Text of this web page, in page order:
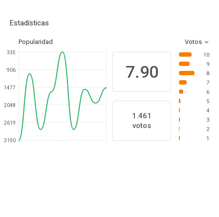
Estadísticas
Popularidad Votos
335
906
1477
2048
2619
3190
7.90
1.461
votos
10
9
8
7
6
5
4
3
2
1